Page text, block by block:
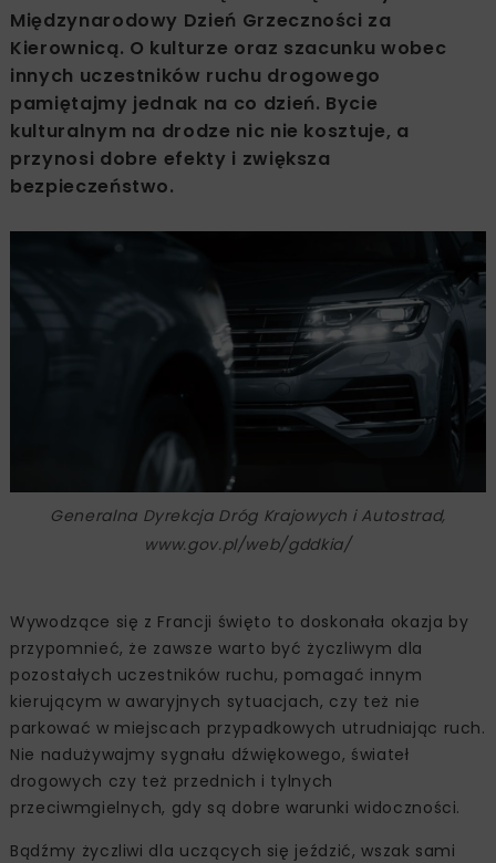
Międzynarodowy Dzień Grzeczności za
Kierownicą. O kulturze oraz szacunku wobec
innych uczestników ruchu drogowego
pamiętajmy jednak na co dzień. Bycie
kulturalnym na drodze nic nie kosztuje, a
przynosi dobre efekty i zwiększa
bezpieczeństwo.
Generalna Dyrekcja Dróg Krajowych i Autostrad,
www.gov.pl/web/gddkia/
Wywodzące się z Francji święto to doskonała okazja by
przypomnieć, że zawsze warto być życzliwym dla
pozostałych uczestników ruchu, pomagać innym
kierującym w awaryjnych sytuacjach, czy też nie
parkować w miejscach przypadkowych utrudniając ruch.
Nie nadużywajmy sygnału dźwiękowego, świateł
drogowych czy też przednich i tylnych
przeciwmgielnych, gdy są dobre warunki widoczności.
Bądźmy życzliwi dla uczących się jeździć, wszak sami